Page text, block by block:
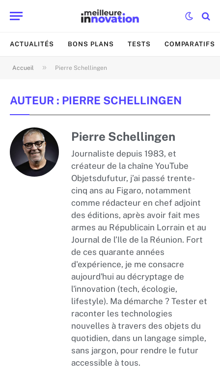
ACTUALITÉS BONS PLANS TESTS COMPARATIFS
Accueil » Pierre Schellingen
AUTEUR : PIERRE SCHELLINGEN
Pierre Schellingen
Journaliste depuis 1983, et
créateur de la chaîne YouTube
Objetsdufutur, j’ai passé trente-
cinq ans au Figaro, notamment
comme rédacteur en chef adjoint
des éditions, après avoir fait mes
armes au Républicain Lorrain et au
Journal de l’Ile de la Réunion. Fort
de ces quarante années
d'expérience, je me consacre
aujourd'hui au décryptage de
l'innovation (tech, écologie,
lifestyle). Ma démarche ? Tester et
raconter les technologies
nouvelles à travers des objets du
quotidien, dans un langage simple,
sans jargon, pour rendre le futur
accessible à tous.